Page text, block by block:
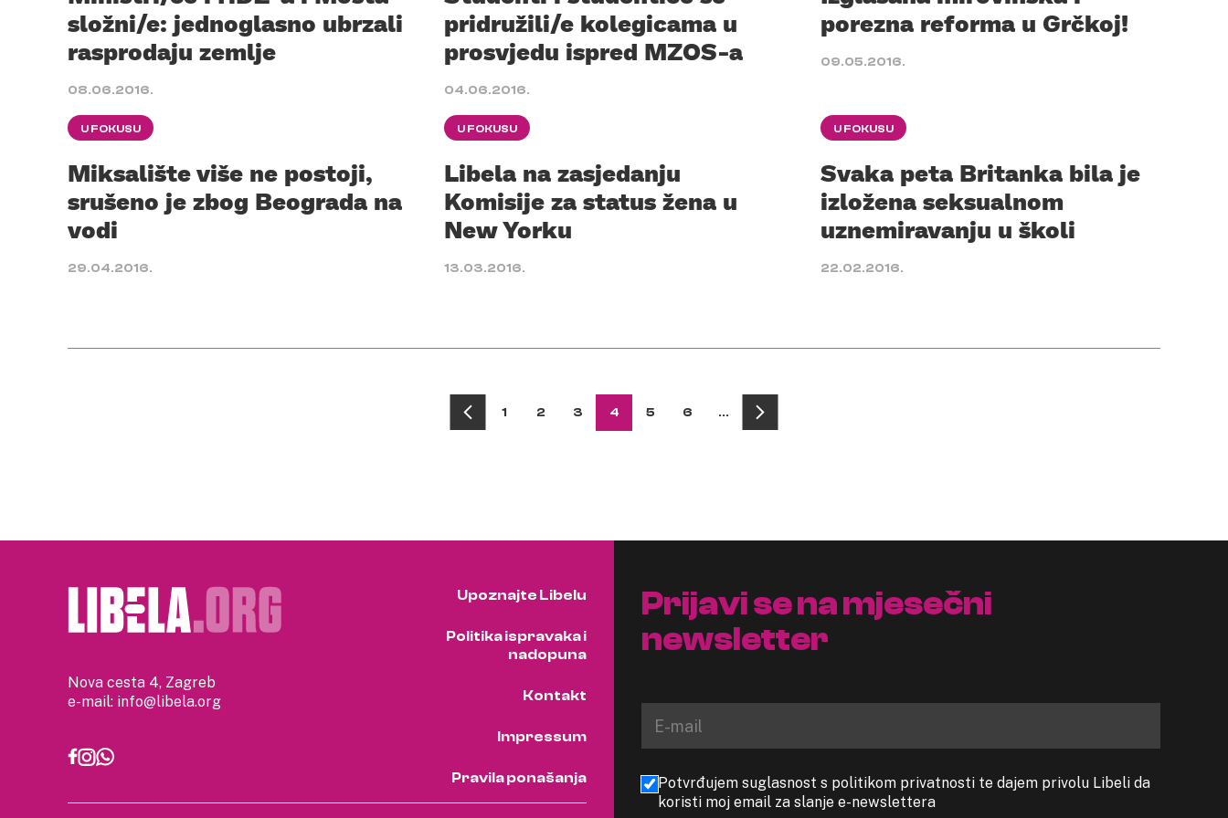
složni/e: jednoglasno ubrzali
rasprodaju zemlje
08.06.2016.
pridružili/e kolegicama u
prosvjedu ispred MZOS-a
04.06.2016.
porezna reforma u Grčkoj!
09.05.2016.
U FOKUSU
Miksalište više ne postoji,
srušeno je zbog Beograda na
vodi
29.04.2016.
U FOKUSU
Libela na zasjedanju
Komisije za status žena u
New Yorku
13.03.2016.
U FOKUSU
Svaka peta Britanka bila je
izložena seksualnom
uznemiravanju u školi
22.02.2016.
1 2 3 4 5 6 …
Nova cesta 4, Zagreb
e-mail: info@libela.org
Upoznajte Libelu
Politika ispravaka i
nadopuna
Kontakt
Impressum
Pravila ponašanja
Prijavi se na mjesečni
newsletter
Potvrđujem suglasnost s politikom privatnosti te dajem privolu Libeli da
koristi moj email za slanje e-newslettera